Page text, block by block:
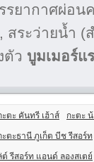
ยากาศผ่อน
สระว่ายน้ำ
ตัว บูมเมอร์แ
ะตะ คันทรี เฮ้าส์ กะตะ
ะตะธานี ภูเก็ต บีช รีสอร์ท
ต์ รีสอร์ท แอนด์ ลองสเตย์